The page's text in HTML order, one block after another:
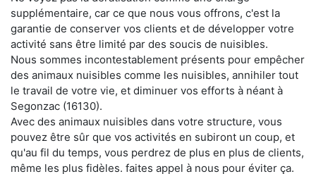
supplémentaire, car ce que nous vous offrons, c'est la
garantie de conserver vos clients et de développer votre
activité sans être limité par des soucis de nuisibles.
Nous sommes incontestablement présents pour empêcher
des animaux nuisibles comme les nuisibles, annihiler tout
le travail de votre vie, et diminuer vos efforts à néant à
Segonzac (16130).
Avec des animaux nuisibles dans votre structure, vous
pouvez être sûr que vos activités en subiront un coup, et
qu'au fil du temps, vous perdrez de plus en plus de clients,
même les plus fidèles. faites appel à nous pour éviter ça.